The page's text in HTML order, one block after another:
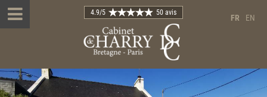
FR EN
4.9/5 50 avis